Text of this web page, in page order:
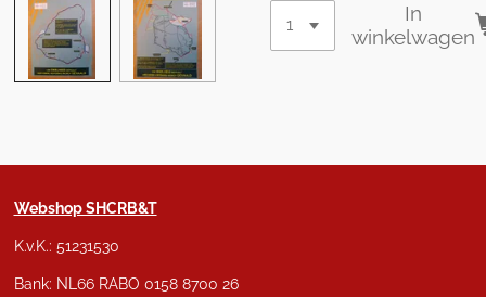
In
winkelwagen
Webshop SHCRB&T
K.v.K.: 51231530
Bank: NL66 RABO 0158 8700 26